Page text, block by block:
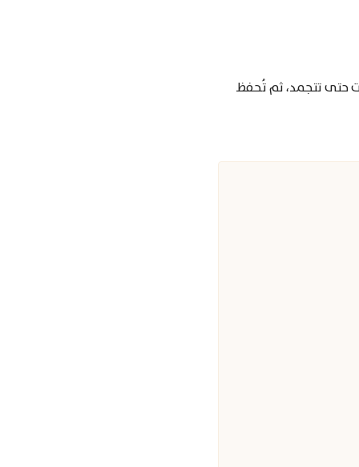
حتى تتجمد، ثم تُحفظ